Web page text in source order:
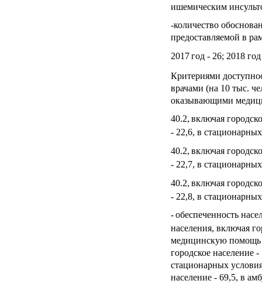
ишемическим
-количество
предоставляемой в
2017год - 26; 2018
Критериями
врачами (на 10 тыс.
оказывающими
40.2, включая
- 22,6, в
40.2, включая
- 22,7, в
40.2, включая
- 22,8, в
-обеспеченность
населения, включая
медицинскую помощь
городское население
стационарных
население - 69,5, в